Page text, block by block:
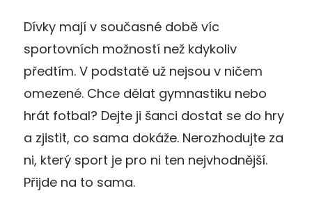
Dívky mají v současné době víc
sportovních možností než kdykoliv
předtím. V podstatě už nejsou v ničem
omezené. Chce dělat gymnastiku nebo
hrát fotbal? Dejte ji šanci dostat se do hry
a zjistit, co sama dokáže. Nerozhodujte za
ni, který sport je pro ni ten nejvhodnější.
Přijde na to sama.